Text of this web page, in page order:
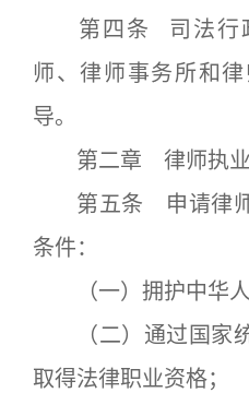
第四条 司法行
师、律师事务所和
导。
第二章 律师执业
第五条 申请律师
条件：
（一）拥护中华人
（二）通过国家统
取得法律职业资格；